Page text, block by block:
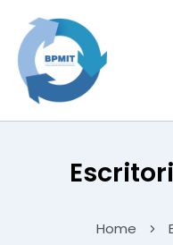
Home